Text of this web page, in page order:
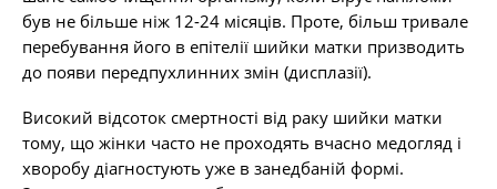
був не більше ніж 12-24 місяців. Проте, більш тривале
перебування його в епітелії шийки матки призводить
до появи передпухлинних змін (дисплазії).
Високий відсоток смертності від раку шийки матки
тому, що жінки часто не проходять вчасно медогляд і
хворобу діагностують уже в занедбаній формі.